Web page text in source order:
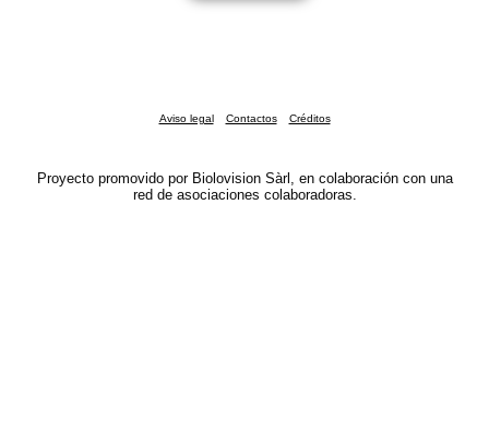
Aviso legal Contactos Créditos
Proyecto promovido por Biolovision Sàrl, en colaboración con una
red de asociaciones colaboradoras.